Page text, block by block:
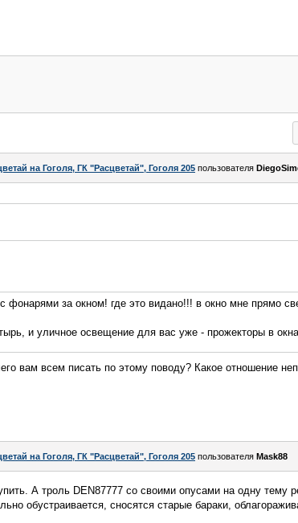
на Гоголя, ГК "Расцветай", Гоголя 205 пользователя
фонарями за окном! где это видано!!! в окно мне прямо
и уличное освещение для вас уже - прожекторы в окна
вам всем писать по этому поводу? Какое отношение
на Гоголя, ГК "Расцветай", Гоголя 205 пользователя Mask88
А троль DEN87777 со своими опусами на одну тему
обустраивается, сносятся старые бараки,